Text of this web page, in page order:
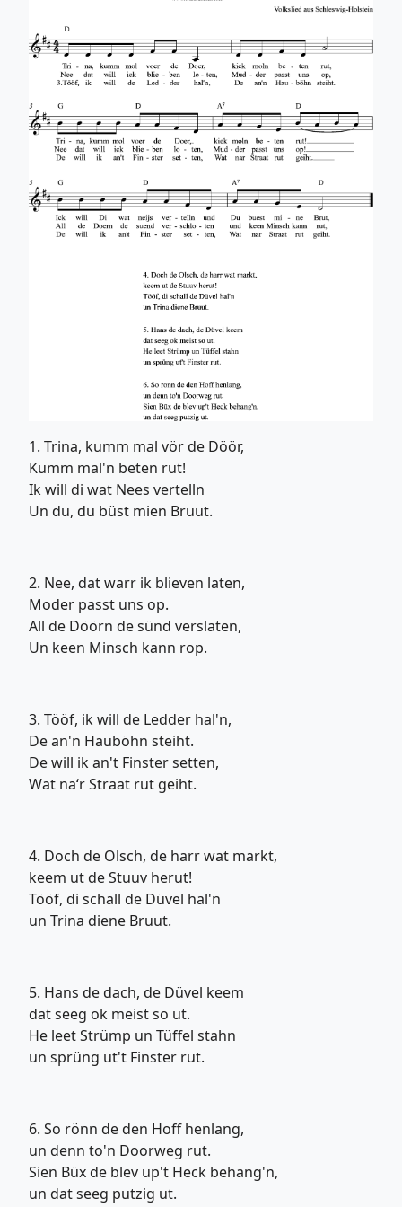
1. Trina, kumm mal vör de Döör,
Kumm mal'n beten rut!
Ik will di wat Nees vertelln
Un du, du büst mien Bruut.
2. Nee, dat warr ik blieven laten,
Moder passt uns op.
All de Döörn de sünd verslaten,
Un keen Minsch kann rop.
3. Tööf, ik will de Ledder hal'n,
De an'n Hauböhn steiht.
De will ik an't Finster setten,
Wat na‘r Straat rut geiht.
4. Doch de Olsch, de harr wat markt,
keem ut de Stuuv herut!
Tööf, di schall de Düvel hal'n
un Trina diene Bruut.
5. Hans de dach, de Düvel keem
dat seeg ok meist so ut.
He leet Strümp un Tüffel stahn
un sprüng ut't Finster rut.
6. So rönn de den Hoff henlang,
un denn to'n Doorweg rut.
Sien Büx de blev up't Heck behang'n,
un dat seeg putzig ut.